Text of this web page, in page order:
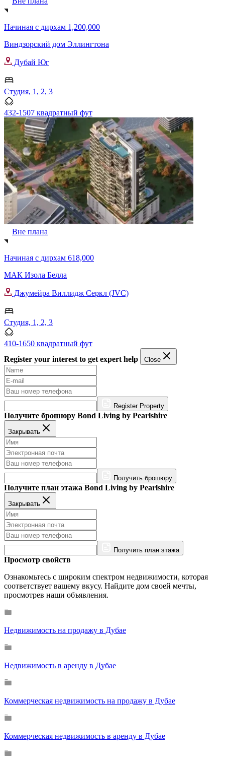
Начиная с дирхам 1,200,000
Виндзорский дом Эллингтона
Дубай Юг
Студия, 1, 2, 3
432-1507 квадратный фут
Вне плана
Начиная с дирхам 618,000
МАК Изола Белла
Джумейра Виллидж Серкл (JVC)
Студия, 1, 2, 3
410-1650 квадратный фут
Register your interest to get expert help
Close
Register Property
Получите брошюру Bond Living by Pearlshire
Закрывать
Получить брошюру
Получите план этажа Bond Living by Pearlshire
Закрывать
Получить план этажа
Просмотр свойств
Ознакомьтесь с широким спектром недвижимости, которая
соответствует вашему вкусу. Найдите дом своей мечты,
просмотрев наши объявления.
Недвижимость на продажу в Дубае
Недвижимость в аренду в Дубае
Коммерческая недвижимость на продажу в Дубае
Коммерческая недвижимость в аренду в Дубае